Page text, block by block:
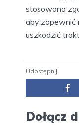
stosowana
aby zapewnić
uszkodzić
Udostępnij
Dołącz